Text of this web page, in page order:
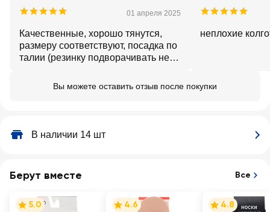
01 апреля 2025
Качественные, хорошо тянутся,
размеру соответствуют, посадка по
талии (резинку подворачивать не
натуральный не белёсый.
неплохие
Вы можете оставить отзыв после покупки
В наличии 14 шт
Берут вместе Все
5.0 4.6 4.8